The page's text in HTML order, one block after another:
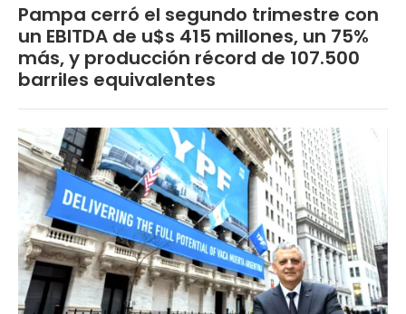
Pampa cerró el segundo trimestre con
un EBITDA de u$s 415 millones, un 75%
más, y producción récord de 107.500
barriles equivalentes